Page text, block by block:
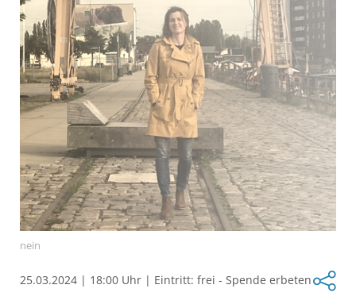
nein
25.03.2024 | 18:00 Uhr | Eintritt: frei - Spende erbeten